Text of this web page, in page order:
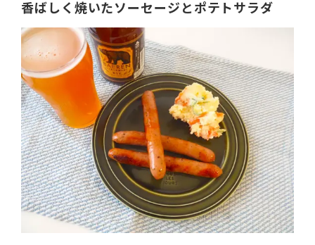
香ばしく焼いたソーセージとポテトサラダ